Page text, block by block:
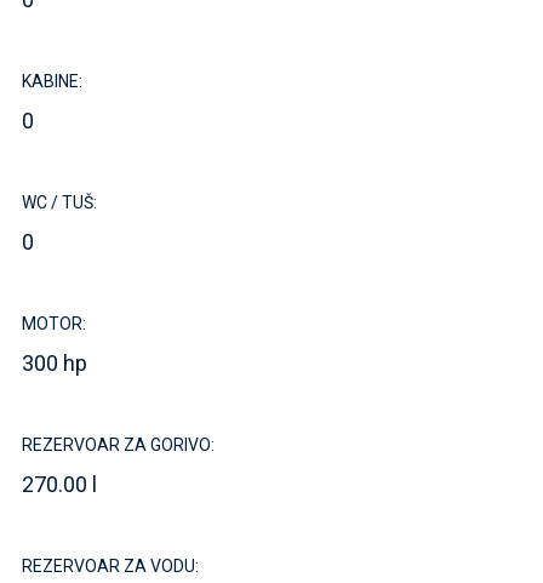
KABINE:
0
WC / TUŠ:
0
MOTOR:
300 hp
REZERVOAR ZA GORIVO:
270.00 l
REZERVOAR ZA VODU: